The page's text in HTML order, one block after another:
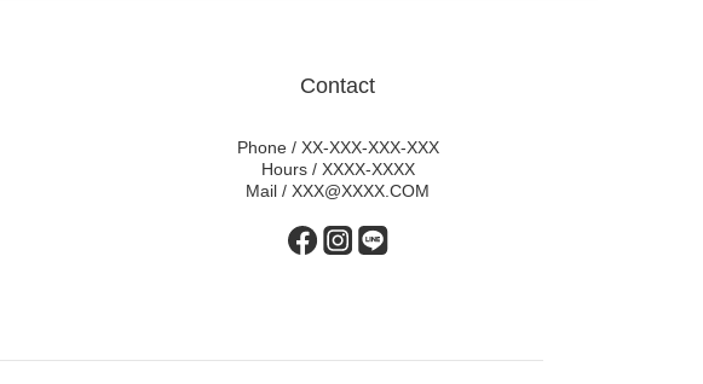
Contact
Phone / XX-XXX-XXX-XXX
Hours / XXXX-XXXX
Mail / XXX@XXXX.COM